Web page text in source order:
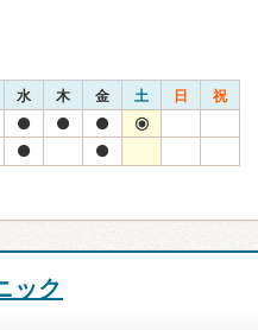
水 木 金 土 日 祝
ック